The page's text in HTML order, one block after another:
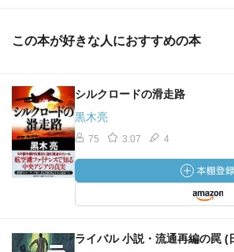
この本が好きな人におすすめの本
シルクロードの滑走路
黒木亮
75 3.07 4
ライバル 小説・流通再編の罠 (